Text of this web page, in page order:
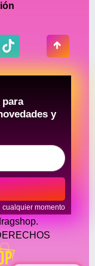
y
cualquier momento